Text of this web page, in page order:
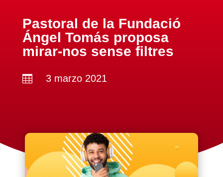
Pastoral de la Fundació
Ángel Tomás proposa
mirar-nos sense filtres
 3 marzo 2021